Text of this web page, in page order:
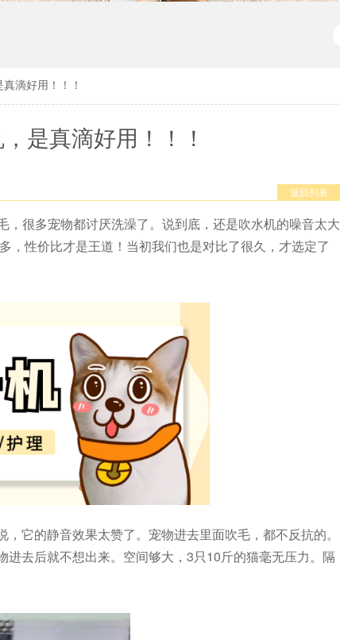
滴好用！！！
是真滴好用！！！
返回列表
，很多宠物都讨厌洗澡了。说到底，还是吹水机的噪音太大
，性价比才是王道！当初我们也是对比了很久，才选定了
它的静音效果太赞了。宠物进去里面吹毛，都不反抗的。
去后就不想出来。空间够大，3只10斤的猫毫无压力。隔